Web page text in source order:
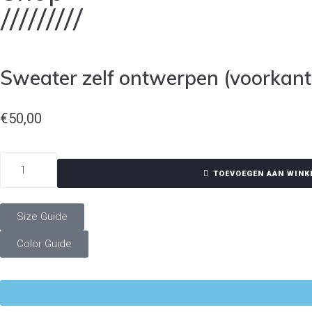
/////////
Sweater zelf ontwerpen
€50,00
TOEVOEGEN AAN
Size Guide
Color Guide